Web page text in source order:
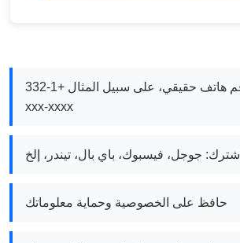
احصل على رقم هاتف حقيقي، على سبيل المثال +1-332-
xxx-xxxx
اشترك: جوجل، فيسبوك، باي بال، تيندر، إلخ
حافظ على الخصوصية وحماية معلوماتك